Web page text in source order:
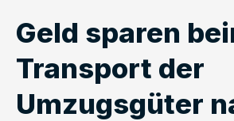
Geld sparen
Transport der
Umzugsgüter